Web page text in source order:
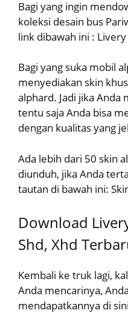
Bagi yang ingin
koleksi desain bus
link dibawah ini :
Bagi yang suka mobil
menyediakan skin
alphard. Jadi jika Anda
tentu saja Anda bisa
dengan kualitas yang
Ada lebih dari 50 skin
diunduh, jika Anda
tautan di bawah ini:
Download
Shd, Xhd
Kembali ke truk lagi,
Anda mencarinya,
mendapatkannya di